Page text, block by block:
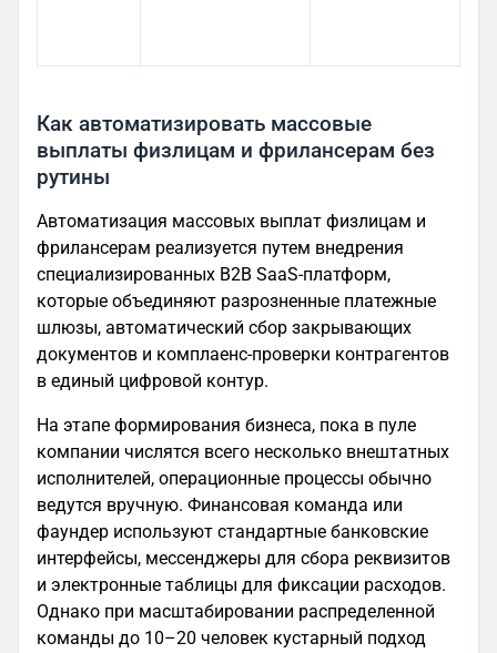
Как автоматизировать массовые
выплаты физлицам и фрилансерам без
рутины
Автоматизация массовых выплат физлицам и
фрилансерам реализуется путем внедрения
специализированных B2B SaaS-платформ,
которые объединяют разрозненные платежные
шлюзы, автоматический сбор закрывающих
документов и комплаенс-проверки контрагентов
в единый цифровой контур.
На этапе формирования бизнеса, пока в пуле
компании числятся всего несколько внештатных
исполнителей, операционные процессы обычно
ведутся вручную. Финансовая команда или
фаундер используют стандартные банковские
интерфейсы, мессенджеры для сбора реквизитов
и электронные таблицы для фиксации расходов.
Однако при масштабировании распределенной
команды до 10–20 человек кустарный подход